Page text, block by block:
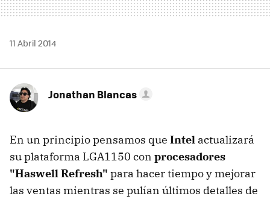
11 Abril 2014
Jonathan Blancas
En un principio pensamos que Intel actualizará
su plataforma LGA1150 con procesadores
"Haswell Refresh" para hacer tiempo y mejorar
las ventas mientras se pulían últimos detalles de